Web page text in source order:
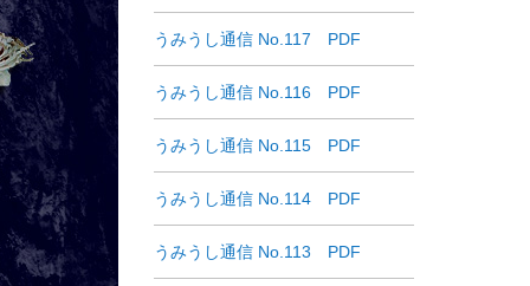
うみうし通信 No.117 PDF
うみうし通信 No.116 PDF
うみうし通信 No.115 PDF
うみうし通信 No.114 PDF
うみうし通信 No.113 PDF